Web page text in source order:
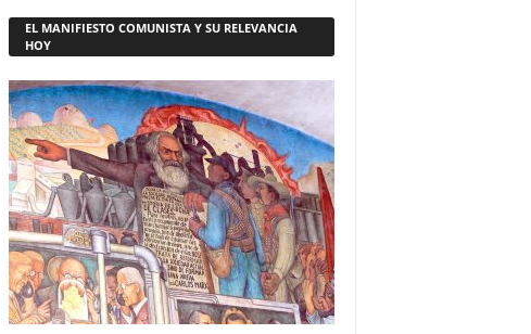
EL MANIFIESTO COMUNISTA Y SU RELEVANCIA
HOY